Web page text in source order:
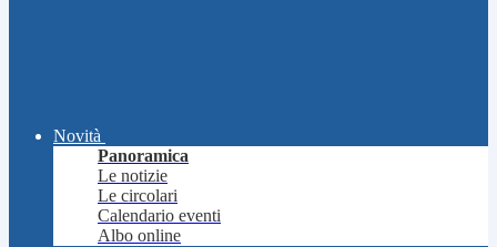
Novità
Panoramica
Le notizie
Le circolari
Calendario eventi
Albo online